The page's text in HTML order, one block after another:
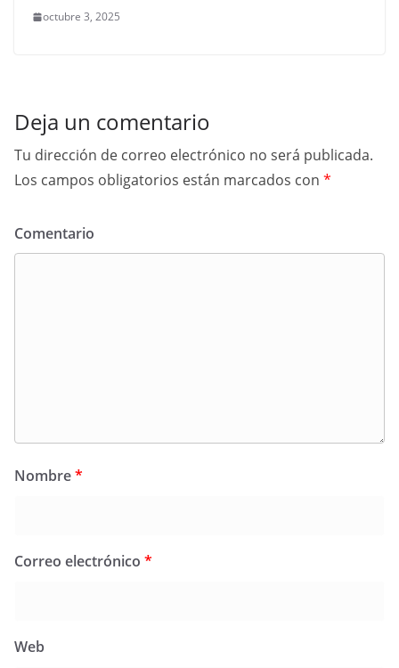
octubre 3, 2025
Deja un comentario
Tu dirección de correo electrónico no será publicada.
Los campos obligatorios están marcados con *
Comentario
Nombre*
Correo electrónico *
Web